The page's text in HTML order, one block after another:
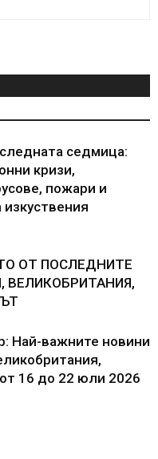
седмица:
кризи,
пожари и
изкуствения
ОТ ПОСЛЕДНИТЕ
ВЕЛИКОБРИТАНИЯ,
Най-важните новини
16 до 22 юли 2026